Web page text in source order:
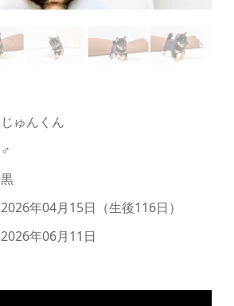
じゅんくん
♂
黒
2026年04月15日（生後116日）
2026年06月11日